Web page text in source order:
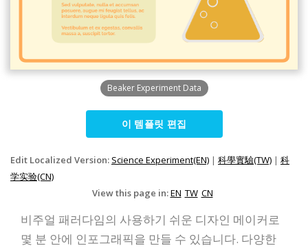
Beaker Experiment Data
이 템플릿 편집
Edit Localized Version: Science Experiment(EN) | 科學實驗(TW) | 科
学实验(CN)
View this page in:EN TW CN
비주얼 패러다임의 사용하기 쉬운 디자인 메이커로
몇 분 안에 인포그래픽을 만들 수 있습니다. 다양한